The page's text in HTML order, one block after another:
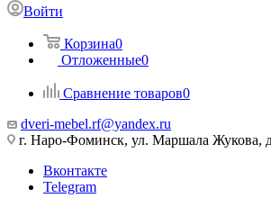
Войти
Корзина0
Отложенные0
Сравнение товаров0
dveri-mebel.rf@yandex.ru
г. Наро-Фоминск, ул. Маршала Жукова,
Вконтакте
Telegram